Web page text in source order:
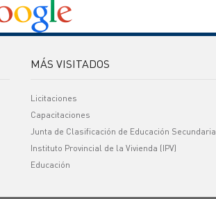
MÁS VISITADOS
Licitaciones
Capacitaciones
Junta de Clasificación de Educación Secundaria
Instituto Provincial de la Vivienda (IPV)
Educación